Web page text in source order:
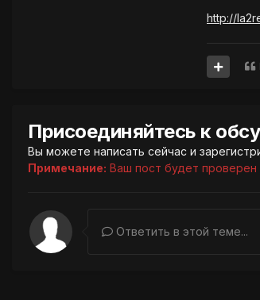
http://
Присоединяйтесь к
Вы можете написать сейчас и
Примечание: Ваш пост будет
Ответить в этой теме...